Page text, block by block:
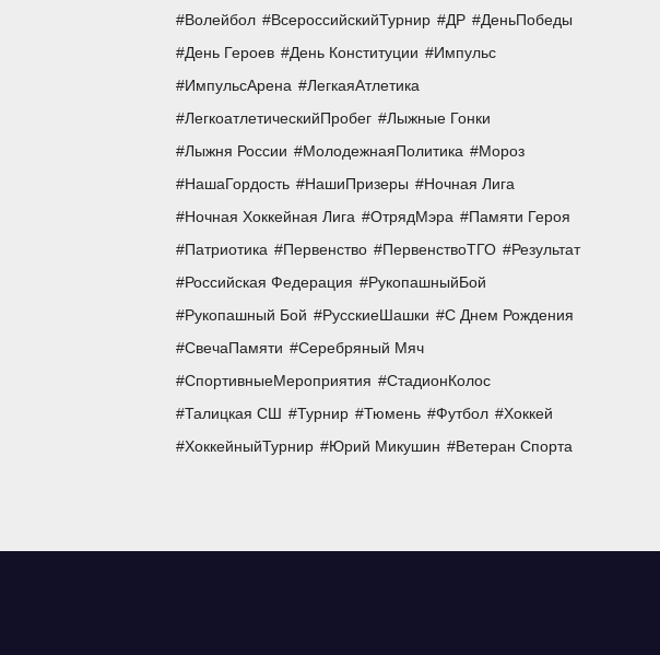
Волейбол
ВсероссийскийТурнир ДР
ДеньПобеды
День Героев
День Конституции
Импульс
ИмпульсАрена
ЛегкаяАтлетика
ЛегкоатлетическийПробег
Лыжные Гонки
Лыжня России
МолодежнаяПолитика
Мороз
НашаГордость
НашиПризеры
Ночная Лига
Ночная Хоккейная Лига
ОтрядМэра
Памяти Героя
Патриотика
Первенство ПервенствоТГО
Результат
Российская Федерация
РукопашныйБой
Рукопашный Бой
РусскиеШашки
С Днем Рождения
СвечаПамяти
Серебряный Мяч
СпортивныеМероприятия
СтадионКолос
Талицкая СШ
Турнир Тюмень Футбол
Хоккей
ХоккейныйТурнир
Юрий Микушин Ветеран Спорта